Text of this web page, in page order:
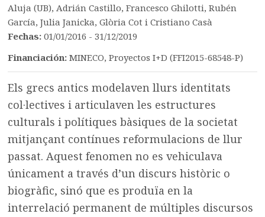
Aluja (UB), Adrián Castillo, Francesco Ghilotti, Rubén
García, Julia Janicka, Glòria Cot i Cristiano Casà
Fechas:01/01/2016 - 31/12/2019
Financiación:MINECO, Proyectos I+D (FFI2015-68548-P)
Els grecs antics modelaven llurs identitats
col·lectives i articulaven les estructures
culturals i polítiques bàsiques de la societat
mitjançant contínues reformulacions de llur
passat. Aquest fenomen no es vehiculava
únicament a través d’un discurs històric o
biogràfic, sinó que es produïa en la
interrelació permanent de múltiples discursos